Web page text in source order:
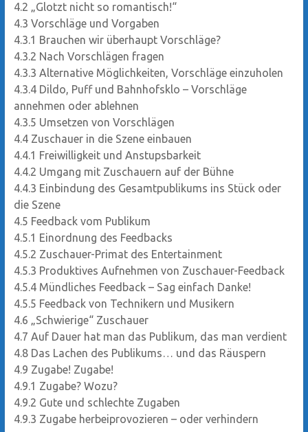
4.2 „Glotzt nicht so romantisch!“
4.3 Vorschläge und Vorgaben
4.3.1 Brauchen wir überhaupt Vorschläge?
4.3.2 Nach Vorschlägen fragen
4.3.3 Alternative Möglichkeiten, Vorschläge einzuholen
4.3.4 Dildo, Puff und Bahnhofsklo – Vorschläge
annehmen oder ablehnen
4.3.5 Umsetzen von Vorschlägen
4.4 Zuschauer in die Szene einbauen
4.4.1 Freiwilligkeit und Anstupsbarkeit
4.4.2 Umgang mit Zuschauern auf der Bühne
4.4.3 Einbindung des Gesamtpublikums ins Stück oder
die Szene
4.5 Feedback vom Publikum
4.5.1 Einordnung des Feedbacks
4.5.2 Zuschauer-Primat des Entertainment
4.5.3 Produktives Aufnehmen von Zuschauer-Feedback
4.5.4 Mündliches Feedback – Sag einfach Danke!
4.5.5 Feedback von Technikern und Musikern
4.6 „Schwierige“ Zuschauer
4.7 Auf Dauer hat man das Publikum, das man verdient
4.8 Das Lachen des Publikums… und das Räuspern
4.9 Zugabe! Zugabe!
4.9.1 Zugabe? Wozu?
4.9.2 Gute und schlechte Zugaben
4.9.3 Zugabe herbeiprovozieren – oder verhindern